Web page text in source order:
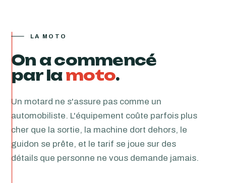
LA MOTO
On a commencé
par lamoto.
Un motard ne s'assure pas comme un
automobiliste. L'équipement coûte parfois plus
cher que la sortie, la machine dort dehors, le
guidon se prête, et le tarif se joue sur des
détails que personne ne vous demande jamais.